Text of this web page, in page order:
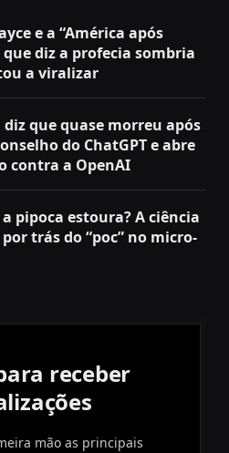
e a “América após
que diz a profecia sombria
a viralizar
diz que quase morreu após
do ChatGPT e abre
contra a OpenAI
pipoca estoura? A ciência
trás do “poc” no micro-
receber
mão as principais